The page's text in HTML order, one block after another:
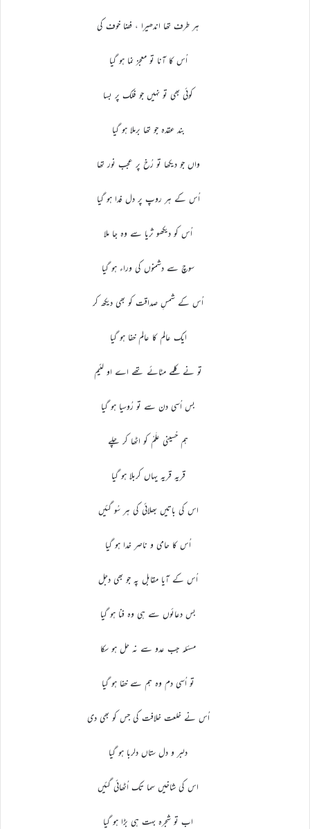
ہر طرف تھا اندھیرا ، فضا خوف کی
اُس کا آنا تو معجز نما ہو گیا
کوئی بھی تو نہیں جو فلک پر بسا
بند عقدہ جو تھا برملا ہو گیا
واں جو دیکھا تو رُخ پر عجب نور تھا
اُس کے ہر روپ پر دل فدا ہو گیا
اُس کو دیکھو ثریا سے وہ جا ملا
سوچ سے دشمنوں کی وراء ہو گیا
اُس کے شمسِ صداقت کو بھی دیکھ کر
ایک عالم کا عالم خفا ہو گیا
تو نے کلمے مٹائے تھے اے او لئیم
بس اُسی دن سے تو رُوسیا ہو گیا
ہم حُسینی علَمْ کو اٹھا کر چلے
قریہ قریہ یہاں کربلا ہو گیا
اس کی باتیں بھلائی کی ہر سُو گئیں
اُس کا حامی و ناصر خدا ہو گیا
اُس کے آیا مقابل پہ جو بھی دجل
بس دعائوں سے ہی وہ فنا ہو گیا
مسئلہ جب عدو سے نہ حل ہو سکا
تو اُسی دم وہ ہم سے خفا ہو گیا
اُس نے خلعت خلافت کی جس کو بھی دی
دلبر و دل ستاں دلربا ہو گیا
اس کی شاخیں سما تک اُٹھائی گئیں
اب تو شجرہ بہت ہی بڑا ہو گیا